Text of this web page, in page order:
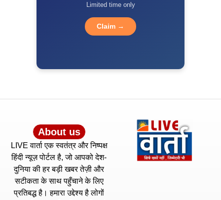
Limited time only
Claim →
About us
LIVE वार्ता एक स्वतंत्र और निष्पक्ष
हिंदी न्यूज़ पोर्टल है, जो आपको देश-
दुनिया की हर बड़ी खबर तेज़ी और
सटीकता के साथ पहुँचाने के लिए
प्रतिबद्ध है। हमारा उद्देश्य है लोगों